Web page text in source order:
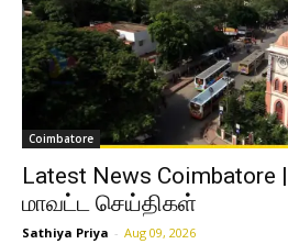
Coimbatore
Latest News Coimbatore
மாவட்ட செய்திகள்
Sathiya Priya - Aug 09, 2026